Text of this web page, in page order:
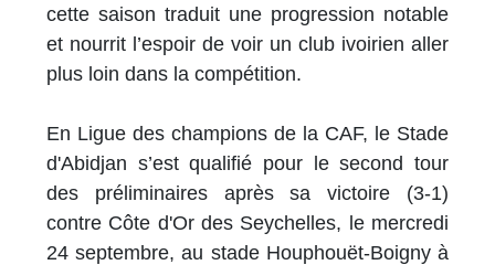
cette saison traduit une progression notable
et nourrit l’espoir de voir un club ivoirien aller
plus loin dans la compétition.
En Ligue des champions de la CAF, le Stade
d'Abidjan s’est qualifié pour le second tour
des préliminaires après sa victoire (3-1)
contre Côte d'Or des Seychelles, le mercredi
24 septembre, au stade Houphouët-Boigny à